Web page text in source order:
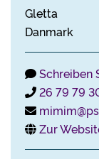
Gletta
Danmark
Schreiben
26 79 79
Zur